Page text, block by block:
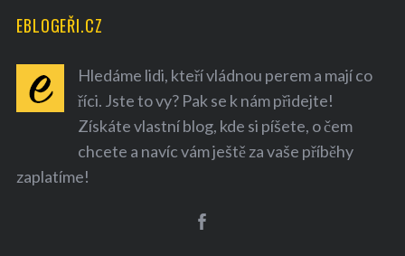
EBLOGEŘI.CZ
Hledáme lidi, kteří vládnou perem a mají co
říci. Jste to vy? Pak se k nám přidejte!
Získáte vlastní blog, kde si píšete, o čem
chcete a navíc vám ještě za vaše příběhy
zaplatíme!